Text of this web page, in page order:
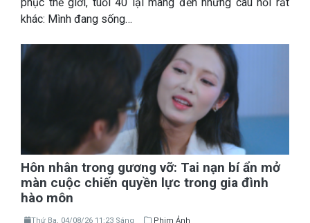
khác: Mình đang sống…
Hôn nhân trong gương vỡ: Tai nạn bí ẩn mở
màn cuộc chiến quyền lực trong gia đình
hào môn
Thứ Ba, 04/08/26 11:23 Sáng Phim Ảnh